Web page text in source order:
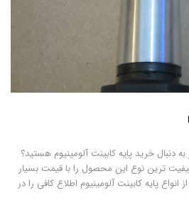
پایه کابینت آلومینیوم هستید؟
این محصول را با قیمت بسیار
آلومینیوم اطلاع کافی را در